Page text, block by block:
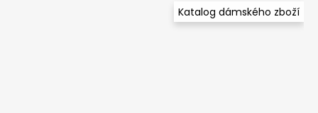
Katalog dámského zboží